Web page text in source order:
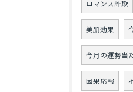
ロマンス詐欺
美肌効果
今月の運勢当
因果応報